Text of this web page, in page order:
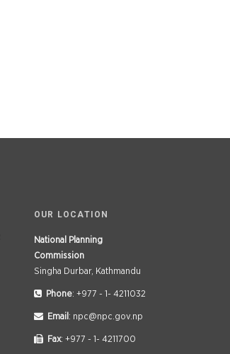
OUR LOCATION
National Planning
Commission
Singha Durbar, Kathmandu
Phone: +977 - 1- 4211032
Email : npc@npc.gov.np
Fax: +977 - 1- 4211700